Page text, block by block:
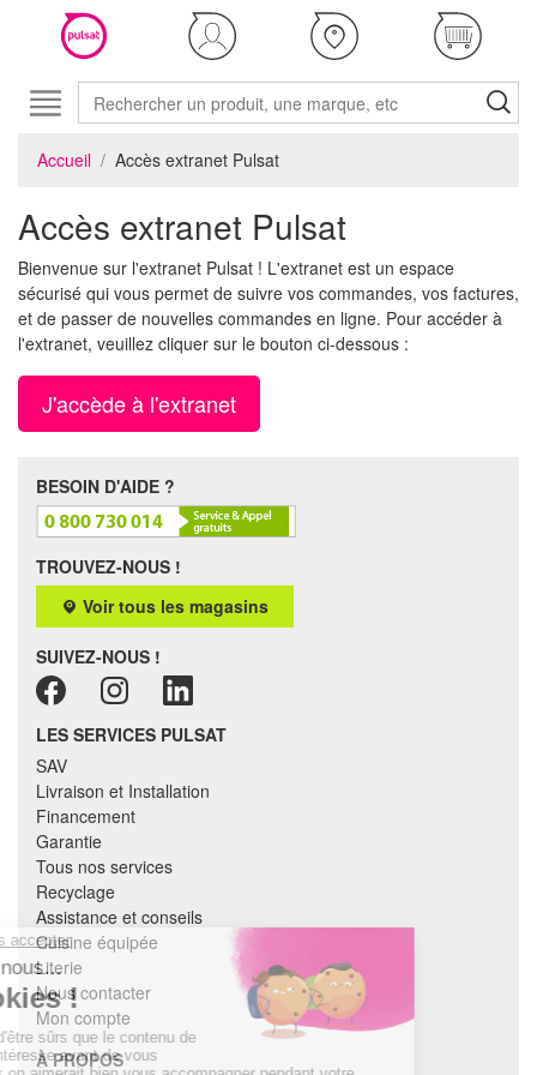
Accueil Accès extranet Pulsat
Accès extranet Pulsat
Bienvenue sur l'extranet Pulsat ! L'extranet est un espace
sécurisé qui vous permet de suivre vos commandes, vos factures,
et de passer de nouvelles commandes en ligne. Pour accéder à
l'extranet, veuillez cliquer sur le bouton ci-dessous :
J'accède à l'extranet
BESOIN D'AIDE ?
TROUVEZ-NOUS !
Voir tous les magasins
SUIVEZ-NOUS !
LES SERVICES PULSAT
SAV
Livraison et Installation
Financement
Garantie
Tous nos services
Recyclage
Assistance et conseils
Cuisine équipée
Literie
Nous contacter
Mon compte
À PROPOS